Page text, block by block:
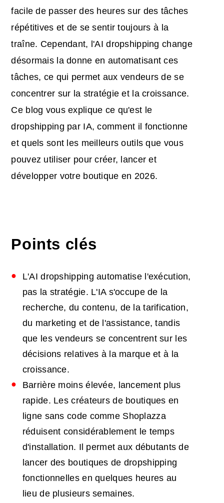
facile de passer des heures sur des tâches
répétitives et de se sentir toujours à la
traîne. Cependant, l'AI dropshipping change
désormais la donne en automatisant ces
tâches, ce qui permet aux vendeurs de se
concentrer sur la stratégie et la croissance.
Ce blog vous explique ce qu'est le
dropshipping par IA, comment il fonctionne
et quels sont les meilleurs outils que vous
pouvez utiliser pour créer, lancer et
développer votre boutique en 2026.
Points clés
L'AI dropshipping automatise l'exécution,
pas la stratégie. L'IA s'occupe de la
recherche, du contenu, de la tarification,
du marketing et de l'assistance, tandis
que les vendeurs se concentrent sur les
décisions relatives à la marque et à la
croissance.
Barrière moins élevée, lancement plus
rapide. Les créateurs de boutiques en
ligne sans code comme Shoplazza
réduisent considérablement le temps
d'installation. Il permet aux débutants de
lancer des boutiques de dropshipping
fonctionnelles en quelques heures au
lieu de plusieurs semaines.